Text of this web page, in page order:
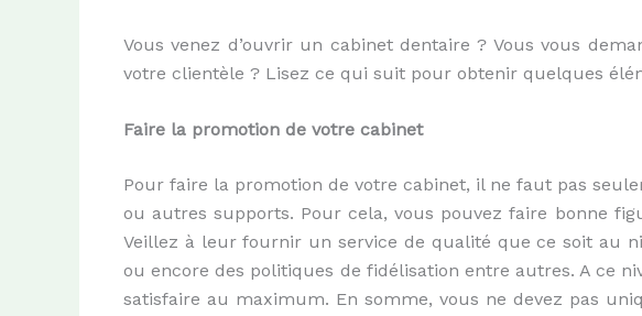
Vous venez d’ouvrir un cabinet dentaire ? Vous vous
votre clientèle ? Lisez ce qui suit pour obtenir quelques
Faire la promotion de votre cabinet
Pour faire la promotion de votre cabinet, il ne faut pas
ou autres supports. Pour cela, vous pouvez faire bonne
Veillez à leur fournir un service de qualité que ce soit au
ou encore des politiques de fidélisation entre autres. A ce
satisfaire au maximum. En somme, vous ne devez pas